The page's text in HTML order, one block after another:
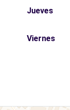
Jueves
Viernes